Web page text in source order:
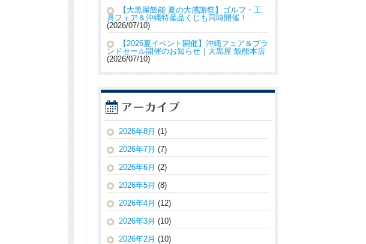
【大黒屋飯能 夏の大感謝祭】ゴルフ・工
具フェア＆沖縄特産品くじも同時開催！
2026/07/10
【2026夏イベント開催】沖縄フェア＆ブラ
ンドセール開催のお知らせ｜大黒屋 飯能本店
2026/07/10
2026年8月 (1)
2026年7月 (7)
2026年6月 (2)
2026年5月 (8)
2026年4月 (12)
2026年3月 (10)
2026年2月 (10)